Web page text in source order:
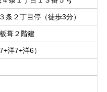
条２丁目停（徒歩3分）
葺２階建
洋7+洋6）